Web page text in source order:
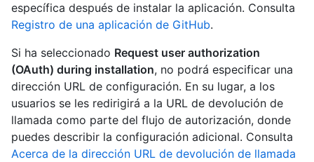
específica después de instalar la aplicación. Consulta
Registro de una aplicación de GitHub.
Si ha seleccionado Request user authorization
(OAuth) during installation, no podrá especificar una
dirección URL de configuración. En su lugar, a los
usuarios se les redirigirá a la URL de devolución de
llamada como parte del flujo de autorización, donde
puedes describir la configuración adicional. Consulta
Acerca de la dirección URL de devolución de llamada